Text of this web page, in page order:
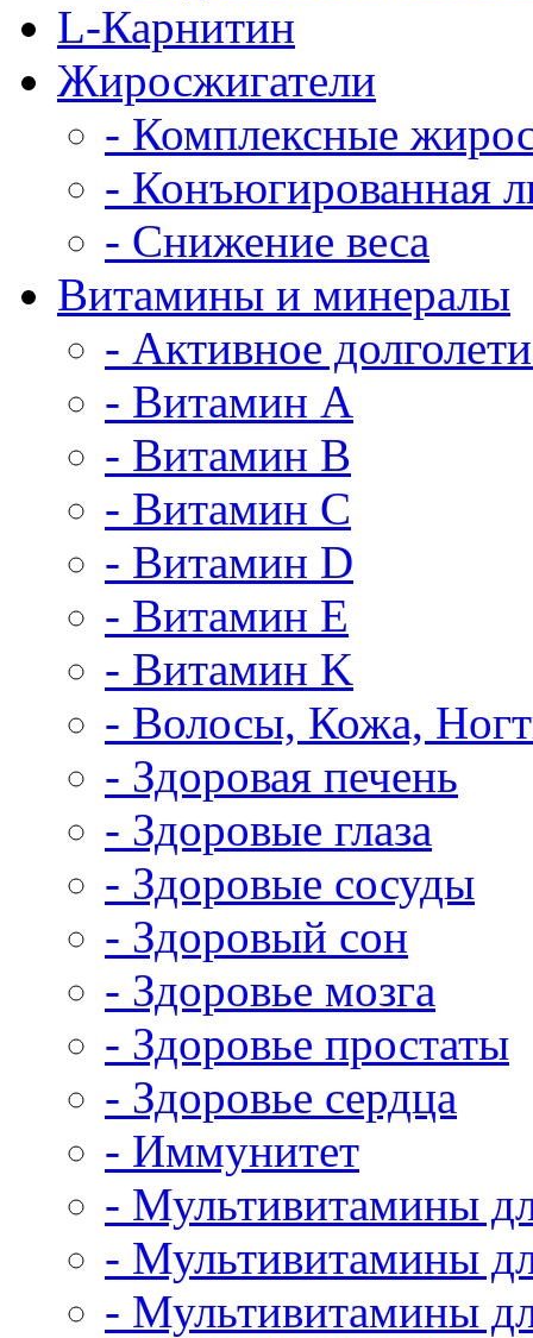
L-Карнитин
Жиросжигатели
- Комплексные
- Конъюгированная
- Снижение веса
Витамины и минералы
- Активное
- Витамин A
- Витамин B
- Витамин C
- Витамин D
- Витамин E
- Витамин K
- Волосы, Кожа,
- Здоровая печень
- Здоровые глаза
- Здоровые сосуды
- Здоровый сон
- Здоровье мозга
- Здоровье простаты
- Здоровье сердца
- Иммунитет
- Мультивитамины
- Мультивитамины
- Мультивитамины